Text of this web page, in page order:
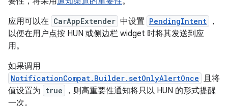
应用可以在 CarAppExtender 中设置 PendingIntent
，
以便在用户点按 HUN 或侧边栏 widget 时将其发送到应
用。
如果调用
NotificationCompat.Builder.setOnlyAlertOnce
且将
值设置为 true
，则高重要性通知将只以 HUN 的形式提醒
一次。